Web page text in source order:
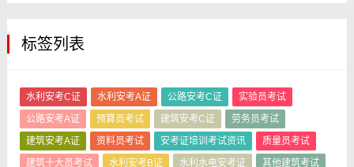
标签列表
水利安考C证 水利安考A证 公路安考C证
实验员考试
公路安考A证
预算员考试 建筑安考C证
劳务员考试
建筑安考A证
资料员考试 安考证培训考试资讯
质量员考试
建筑十大员考试
水利安考B证 水利水电安考证 其他建筑考试